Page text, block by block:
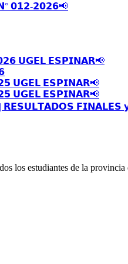
𝟬𝟭𝟮-𝟮𝟬𝟮𝟲📢
𝗨𝗚𝗘𝗟 𝗘𝗦𝗣𝗜𝗡𝗔𝗥📢
𝗨𝗚𝗘𝗟 𝗘𝗦𝗣𝗜𝗡𝗔𝗥📢
𝗨𝗚𝗘𝗟 𝗘𝗦𝗣𝗜𝗡𝗔𝗥📢
| 𝗥𝗘𝗦𝗨𝗟𝗧𝗔𝗗𝗢𝗦
los estudiantes de la provincia